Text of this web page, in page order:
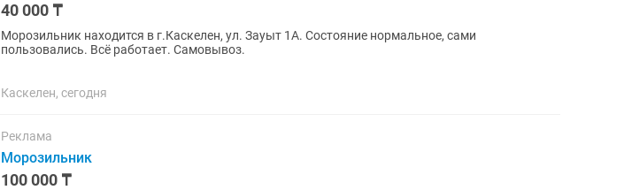
40 000 ₸
Морозильник находится в г.Каскелен, ул. Зауыт 1А. Состояние нормальное, сами
пользовались. Всё работает. Самовывоз.
Каскелен, сегодня
Реклама
Морозильник
100 000 ₸